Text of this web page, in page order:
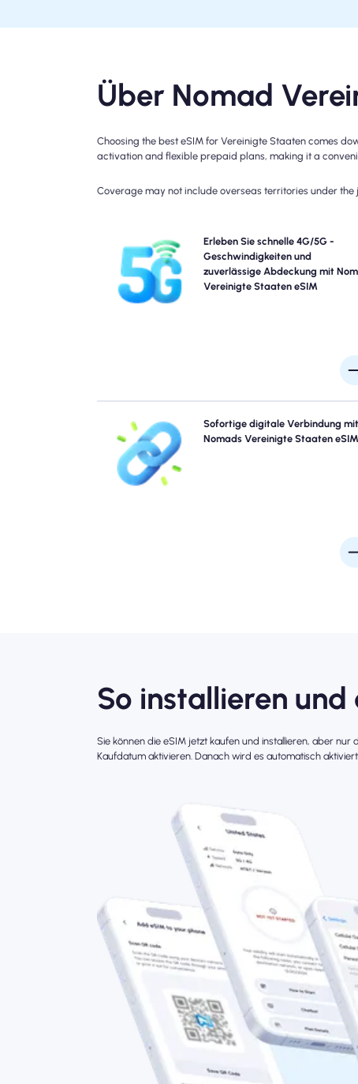
Über Nomad
Choosing the best eSIM for Vereinigte Staaten comes
activation and flexible prepaid plans, making it a
Coverage may not include overseas territories under
Erleben Sie schnelle 4G/5G -
Geschwindigkeiten und
zuverlässige Abdeckung mit
Vereinigte Staaten eSIM
Erleben Sie Blazing-Fast 5G, 4G, LTE Konnektivität
Nomads Vereinigte Staaten Travel eSIM.
überprüfen Sie Ihre Plandetails auf eine
Verfügbarkeit und Geschwindigkeit der Netzwerke,
die Deckung je nach Standort und Tageszeit
Sofortige digitale Verbindung mit
Nomads Vereinigte Staaten eSIM
Überspringen Sie die Warteschlangen und
Sie physische Sims. Aktivieren Sie Ihren
Vereinigte Staaten eSIM sofort von Ihrem Gerät
schnelle 4G/5G -Konnektivität. Gehen Sie online,
Sie ohne Probleme oder Verzögerungen am
So installieren
Sie können die eSIM jetzt kaufen und installieren, aber
Kaufdatum aktivieren. Danach wird es automatisch